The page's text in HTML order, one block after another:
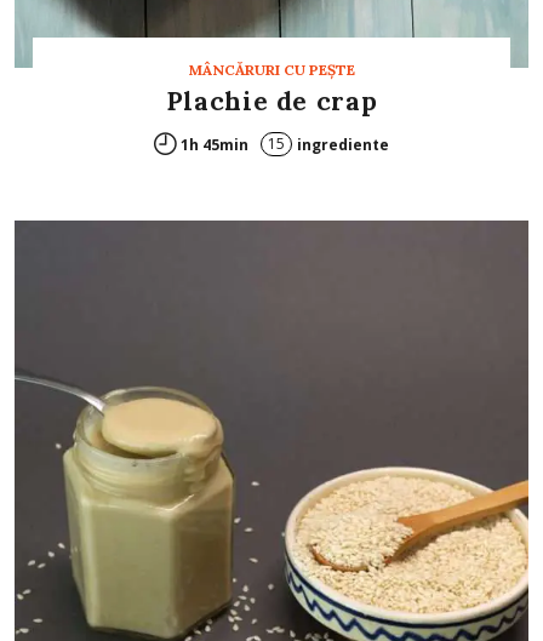
MÂNCĂRURI CU PEŞTE
Plachie de crap
1h 45min 15 ingrediente